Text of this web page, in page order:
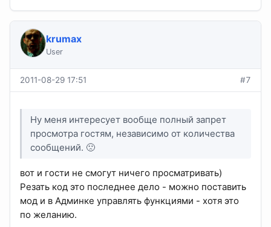
krumax
User
2011-08-29 17:51 #7
Ну меня интересует вообще полный запрет
просмотра гостям, независимо от количества
сообщений. 🙁
вот и гости не смогут ничего просматривать)
Резать код это последнее дело - можно поставить
мод и в Админке управлять функциями - хотя это
по желанию.